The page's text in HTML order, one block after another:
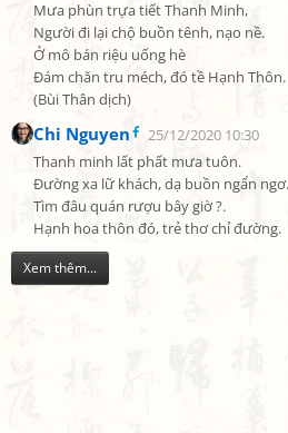
Mưa phùn trựa tiết Thanh Minh,
Người đi lại chộ buồn tênh, nạo nề.
Ở mô bán riệu uống hè
Đám chăn tru méch, đó tề Hạnh Thôn.
(Bùi Thân dịch)
Chi Nguyen
25/12/2020 10:30
Thanh minh lất phất mưa tuôn.
Đường xa lữ khách, dạ buồn ngẩn ngơ.
Tìm đâu quán rượu bây giờ ?.
Hạnh hoa thôn đó, trẻ thơ chỉ đường.
Xem thêm...